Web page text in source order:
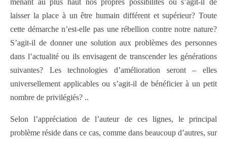
laisser la place à un être humain différent et supérieur? Toute
cette démarche n’est-elle pas une rébellion contre notre nature?
S’agit-il de donner une solution aux problèmes des personnes
dans l’actualité ou ils envisagent de transcender les générations
suivantes? Les technologies d’amélioration seront – elles
universellement applicables ou s’agit-il de bénéficier à un petit
nombre de privilégiés? ..
Selon l’appréciation de l’auteur de ces lignes, le principal
problème réside dans ce cas, comme dans beaucoup d’autres, sur